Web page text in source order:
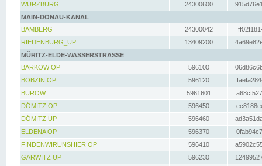
WÜRZBURG
24300600
MAIN-DONAU-KANAL
BAMBERG
24300042
RIEDENBURG_UP
13409200
MÜRITZ-ELDE-WASSERSTRASSE
BARKOW OP
596100
BOBZIN OP
596120
BUROW
5961601
DÖMITZ OP
596450
DÖMITZ UP
596460
ELDENA OP
596370
FINDENWIRUNSHIER OP
596410
GARWITZ UP
596230